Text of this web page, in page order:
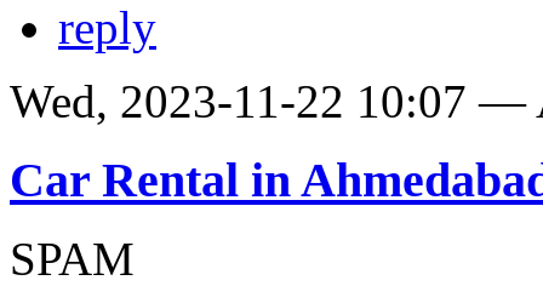
reply
Wed, 2023-11-22 10:07 —
Car Rental in
SPAM